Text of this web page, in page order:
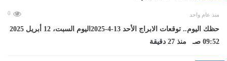
منذ عام واحد 0
حظك اليوم.. توقعات الابراج الأحد 13-4-2025اليوم السبت، 12 أبريل 2025
09:52 صـ منذ 27 دقيقة